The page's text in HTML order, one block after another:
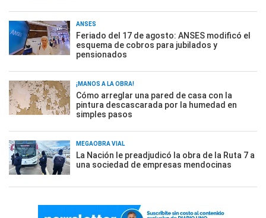
ANSES
Feriado del 17 de agosto: ANSES modificó el
esquema de cobros para jubilados y
pensionados
¡MANOS A LA OBRA!
Cómo arreglar una pared de casa con la
pintura descascarada por la humedad en
simples pasos
MEGAOBRA VIAL
La Nación le preadjudicó la obra de la Ruta 7 a
una sociedad de empresas mendocinas